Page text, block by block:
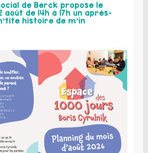
de Berck propose le
août de 14h à 17h un après-
histoire de m’in